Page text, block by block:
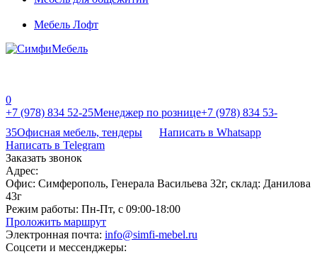
Мебель Лофт
0
+7 (978) 834 52-25Менеджер по рознице+7 (978) 834 53-
35Офисная мебель, тендеры
Написать в Whatsapp
Написать в Telegram
Заказать звонок
Адрес:
Офис: Симферополь, Генерала Васильева 32г, склад: Данилова
43г
Режим работы: Пн-Пт, с 09:00-18:00
Проложить маршрут
Электронная почта: info@simfi-mebel.ru
Соцсети и мессенджеры: